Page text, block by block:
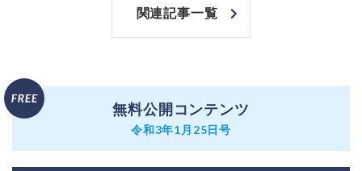
関連記事一覧
無料公開コンテンツ
令和3年1月25日号